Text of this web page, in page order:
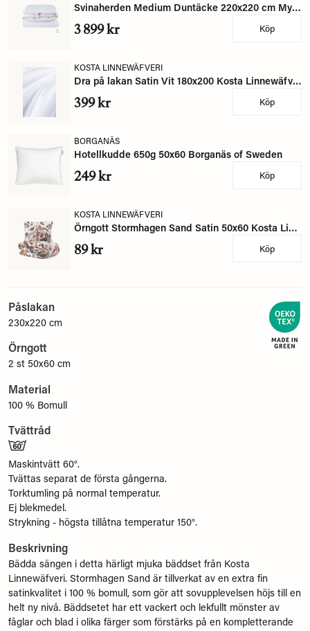
Svinaherden Medium Duntäcke 220x220 cm Myskanddun - Ringsted Dun
3 899 kr Köp
KOSTA LINNEWÄFVERI
Dra på lakan Satin Vit 180x200 Kosta Linnewäfveri
399 kr Köp
BORGANÄS
Hotellkudde 650g 50x60 Borganäs of Sweden
249 kr Köp
KOSTA LINNEWÄFVERI
Örngott Stormhagen Sand Satin 50x60 Kosta Linnewäfveri
89 kr Köp
Påslakan
230x220 cm
Örngott
2 st 50x60 cm
Material
100 % Bomull
Tvättråd
Maskintvätt 60°.
Tvättas separat de första gångerna.
Torktumling på normal temperatur.
Ej blekmedel.
Strykning - högsta tillåtna temperatur 150°.
Beskrivning
Bädda sängen i detta härligt mjuka bäddset från Kosta
Linnewäfveri. Stormhagen Sand är tillverkat av en extra fin
satinkvalitet i 100 % bomull, som gör att sovupplevelsen höjs till en
helt ny nivå. Bäddsetet har ett vackert och lekfullt mönster av
fåglar och blad i olika färger som förstärks på en kompletterande